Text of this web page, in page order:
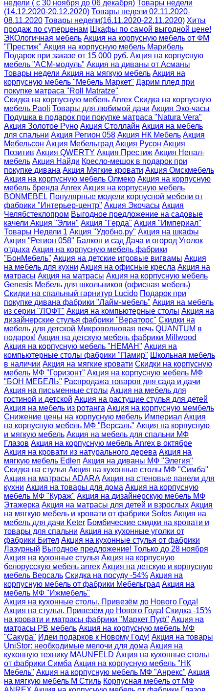
недели ( с 30 ноября до 06 декабря) Товары недели
(14.12.2020-20.12.2020) Товары недели 02.11.2020-
08.11.2020 Товары недели(16.11.2020-22.11.2020) Хиты
продаж по суперценам Шкафы по самой выгодной цене!
ЭКОлогичная мебель Акция на корпусную мебель от ФМ
"Престиж" Акция на корпусную мебель Марибель
Подарок при заказе от 15 000 руб. Акция на корпусную
мебель "АСМ-модуль" Акция на диваны от Асманы
Товары недели Акция на мягкую мебель Акция на
корпусную мебель "Мебель Маркет" Дарим плед при
покупке матраса "Roll Matratze"
Скидка на корпусную мебель Anrex Скидка на корпусную
мебель Paoli Товары для любимой дачи Акция Эко-часы
Подушка в подарок при покупке матраса "Natura Vera"
Акция Золотое Руно Акция Столлайн Акция на мебель
для спальни Акция Регион 058 Акция НК Мебель Акция
Мебельсон Акция Мебельград Акция Русон Акция
Позитив Акция QWERTY Акция Престиж Акция Непал-
мебель Акция Найди Кресло-мешок в подарок при
покупке дивана Акция Мягкие кровати Акция Омскмебель
Акция на корпусную мебель Олмеко Акция на корпусную
мебель бренда Anrex Акция на корпусную мебель
BONMEBEL Популярные модели корпусной мебели от
фабрики "Интерьер-центр" Акция Экочасы Акция
Челябстеклопром Выгодное предложение на садовые
качели Акция "Элин" Акция "Герда" Акция "Империал"
Товары Недели 1 Акция "Удобно.ру" Акция на шкафы
Акция "Регион 058" Балкон и сад Дача и огород Уголок
отдыха Акция на корпусную мебель фабрики
"БонМебель" Акция на детские игровые вигвамы Акция
на мебель для кухни Акция на офисные кресла Акция на
матрасы Акция на матрасы Акция на корпусную мебель
Genesis Мебель для школьников (офисная мебель)
Скидки на спальный гарнитур Lucido Подарок при
покупке дивана фабрики "Лайм-мебель" Акция на мебель
из серии "ЛОФТ" Акция на компьютерные столы Акция на
дизайнерские стулья фабрики "Вераторс" Скидки на
мебель для детской Микроволновая печь QUANTUM в
подарок! Акция на детскую мебель фабрики Millwood
Акция на корпусную мебель "НЕМАН" Акция на
компьютерные столы фабрики "Памир" Школьная мебель
в наличии Акция на мягкие кровати Скидки на корпусную
мебель МФ "Горизонт" Акция на корпусную мебель МФ
"БОН МЕБЕЛЬ" Распродажа товаров для сада и дачи
Акция на письменные столы Акция на мебель для
гостиной и детской Акция на растущие стулья для детей
Акция на мебель из ротанга Акция на корпусную мембель
Снижение цены на корпусную мебель Империал Акция
на корпусную мебель МФ "Версаль" Акция на корпусную
и мягкую мебель Акция на мебель для спальни МФ
Глазов Акция на корпусную мебель Anrex в октябре
Акция на кровати из натурального дерева Акция на
мягкую мебель Edlen Акция на диваны МФ "Элегия"
Скидка на стулья Акция на кухонные столы МФ "Симба"
Акция на матрасы ADARA Акция на стеновые панели для
кухни Акция на товары для дома Акция на корпусную
мебель МФ "Кураж" Акция на дизайнерскую мебель МФ
Этажерка Акция на матрасы для детей и взрослых Акция
на мягкую мебель и кровати от фабрики Sofos Акция на
мебель для дачи Keter Бомбические скидки на кровати и
товары для спальни Акция на кухонные уголки от
фабрики Бител Акция на кухонные стулья от фабрики
Лазурный Выгодное предложение! Только до 28 ноября
Акция на кухонные стулья Акция на корпусную
белорусскую мебель anrex Акция на детскую и корпусную
мебель Версаль Скидка на посуду -54% Акция на
корпусную мебель от фабрики Мебельград Акция на
мебель МФ "Ижмебель"
Акция на кухонные столы. Привезём до Нового Года!
Акция на стулья. Привезём до Нового Года! Скидка -15%
на кровати и матрасы фабрики "Маркет Пуф" Акция на
матрасы РВ мебель Акция на корпусную мебель МФ
"Сакура" Идеи подарков к Новому Году! Акция на товары
UniStor: необходимые мелочи для дома Акция на
кухонную технику MAUNFELD Акция на кухонные столы
от фабрики Симба Акция на корпусную мебель "НК
Мебель" Акция на корпусную мебель МФ "Анрекс" Акция
на мягкую мебель М Стиль Корпусная мебель от МФ